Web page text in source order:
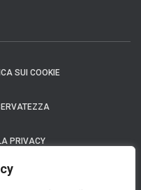
SUI COOKIE
PRIVACY
per fornire un prodotto